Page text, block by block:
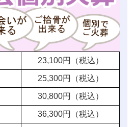
23,100円（税込）
25,300円（税込）
30,800円（税込）
36,300円（税込）